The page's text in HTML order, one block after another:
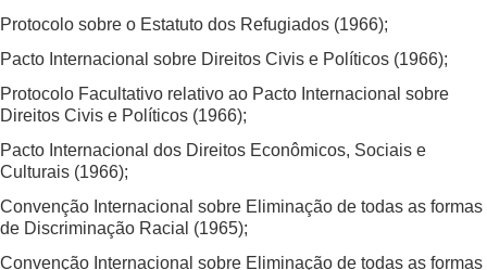
Protocolo sobre o Estatuto dos Refugiados (1966);
Pacto Internacional sobre Direitos Civis e Políticos (1966);
Protocolo Facultativo relativo ao Pacto Internacional sobre
Direitos Civis e Políticos (1966);
Pacto Internacional dos Direitos Econômicos, Sociais e
Culturais (1966);
Convenção Internacional sobre Eliminação de todas as formas
de Discriminação Racial (1965);
Convenção Internacional sobre Eliminação de todas as formas